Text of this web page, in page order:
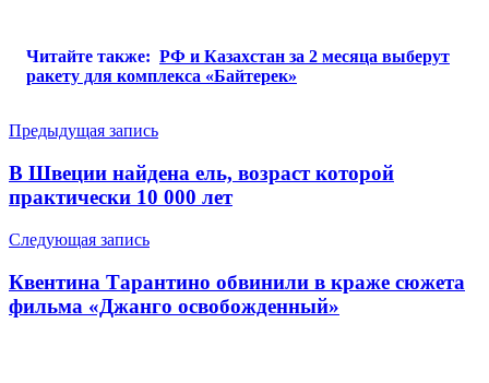
Читайте также: РФ и Казахстан за 2 месяца выберут
ракету для комплекса «Байтерек»
Навигация
по
записям
Предыдущая запись
В Швеции найдена ель, возраст которой
практически 10 000 лет
Следующая запись
Квентина Тарантино обвинили в краже сюжета
фильма «Джанго освобожденный»